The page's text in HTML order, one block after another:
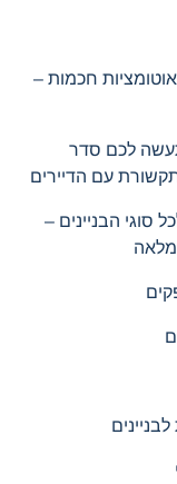
חכמות –
לכם סדר
עם הדיירים
סוגי הבניינים –